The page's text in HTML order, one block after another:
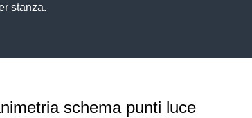
stanza.
schema punti luce